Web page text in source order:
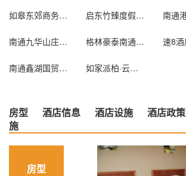
如皋东郊商务宾馆 启东竹臻度假公寓
南通九华山庄花园酒店 格林豪泰南通家纺城汽车站快捷酒店
南通鑫湖国贸精装公寓 如家派柏·云酒店（南通南大街八仙城店）
房型 酒店信息 酒店设施 酒店政策
施
房型